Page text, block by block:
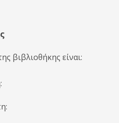
βιβλιοθήκης είναι: